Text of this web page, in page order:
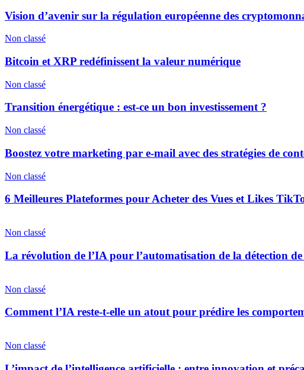
Vision d’avenir sur la régulation européenne des
Non classé
Bitcoin et XRP redéfinissent la valeur numérique
Non classé
Transition énergétique : est-ce un bon investissement ?
Non classé
Boostez votre marketing par e-mail avec des stratégies de
Non classé
6 Meilleures Plateformes pour Acheter des Vues et Likes
Non classé
La révolution de l’IA pour l’automatisation de la détection
Non classé
Comment l’IA reste-t-elle un atout pour prédire les
Non classé